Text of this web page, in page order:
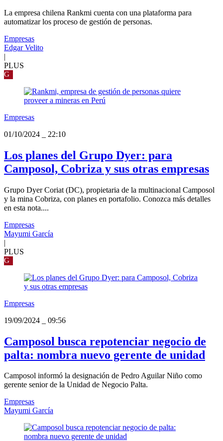
La empresa chilena Rankmi cuenta con una plataforma para
automatizar los proceso de gestión de personas.
Empresas
Edgar Velito
|
PLUS
G
Empresas
01/10/2024
22:10
Los planes del Grupo Dyer: para
Camposol, Cobriza y sus otras empresas
Grupo Dyer Coriat (DC), propietaria de la multinacional Camposol
y la mina Cobriza, con planes en portafolio. Conozca más detalles
en esta nota....
Empresas
Mayumi García
|
PLUS
G
Empresas
19/09/2024
09:56
Camposol busca repotenciar negocio de
palta: nombra nuevo gerente de unidad
Camposol informó la designación de Pedro Aguilar Niño como
gerente senior de la Unidad de Negocio Palta.
Empresas
Mayumi García